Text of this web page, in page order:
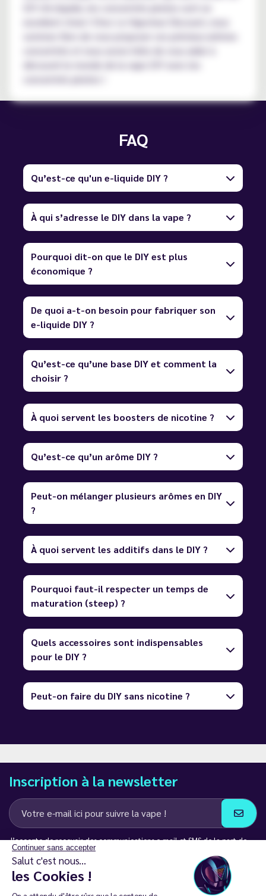
Continuer sans accepter
Salut c'est nous...
les Cookies !
DIY d'e-liquide, les concentrés pirates sont un
excellent choix ! Chez Le Vapoteur Discount, nous
sommes fiers de vous proposer ces précieux arômes
découvrir le monde de la vape DIY avec les
FAQ
Qu’est-ce qu'un e-liquide DIY ?
À qui s’adresse le DIY dans la vape ?
Pourquoi dit-on que le DIY est plus
économique ?
De quoi a-t-on besoin pour fabriquer son
e-liquide DIY ?
Qu’est-ce qu’une base DIY et comment la
choisir ?
À quoi servent les boosters de nicotine ?
Qu’est-ce qu’un arôme DIY ?
Peut-on mélanger plusieurs arômes en DIY
?
À quoi servent les additifs dans le DIY ?
Pourquoi faut-il respecter un temps de
maturation (steep) ?
Quels accessoires sont indispensables
pour le DIY ?
Peut-on faire du DIY sans nicotine ?
Inscription à la newsletter
J’accepte de recevoir des communications e-mail et SMS de la part de
LD Groupe
Restez en contact